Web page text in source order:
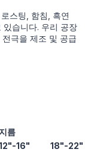
스팅, 함침, 흑연
습니다. 우리 공장
극을 제조 및 공급
지름
16"
18"-22"